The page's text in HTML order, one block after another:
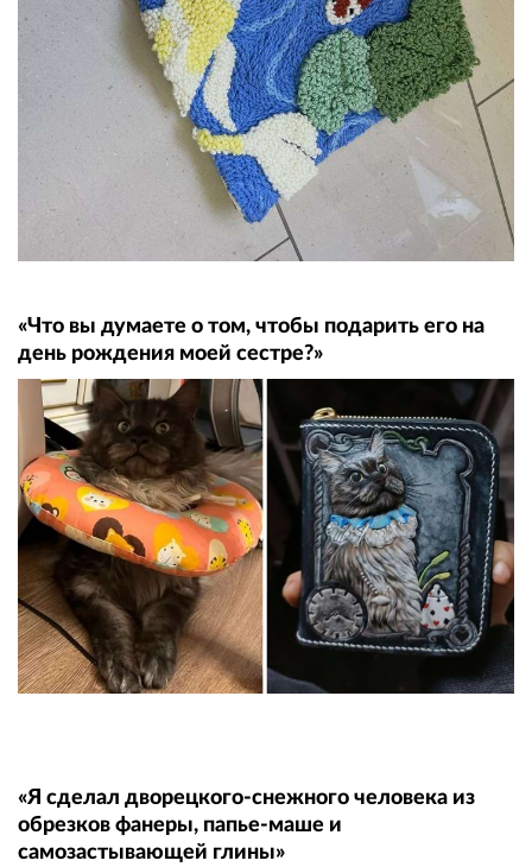
«Что вы думаете о том, чтобы подарить его на
день рождения моей сестре?»
«Я сделал дворецкого-снежного человека из
обрезков фанеры, папье-маше и
самозастывающей глины»